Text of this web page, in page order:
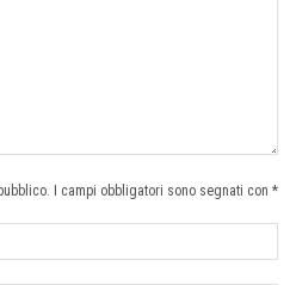
I campi obbligatori sono segnati con *